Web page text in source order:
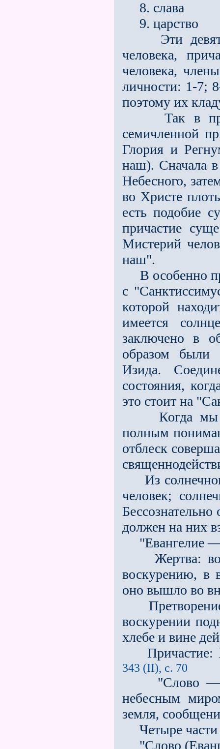
8. слава
9. царство
Эти девять
человека,
человека,
личности: 1-7;
поэтому их
Так в
семичленной
Глория и
наш). Сначала
Небесного,
во Христе
есть подобие
причастие
Мистерий
наш".
В особенно
с
которой
имеется
заключено в
образом были
Изида.
состояния,
это стоит на
Когда мы
полным
отблеск
Из
человек;
должен на них
"Евангелие —
Жертва:
воскурению, в
оно вышло во
Претворение:
воскурении
хлебе и вине
Причастие:
343 (II), с. 70
"Слово —
небесным
земля,
Четыре части
"Слово